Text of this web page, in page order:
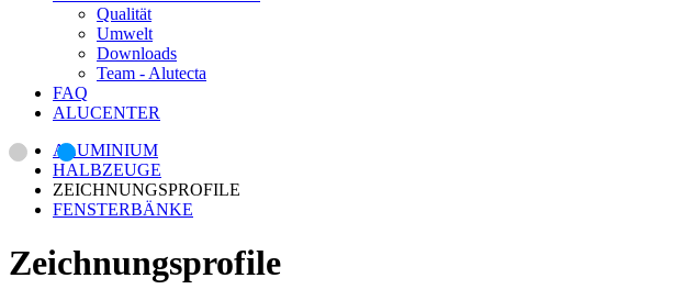
Qualität
Umwelt
Downloads
Team - Alutecta
FAQ
ALUCENTER
ALUMINIUM
HALBZEUGE
ZEICHNUNGSPROFILE
FENSTERBÄNKE
Zeichnungsprofile